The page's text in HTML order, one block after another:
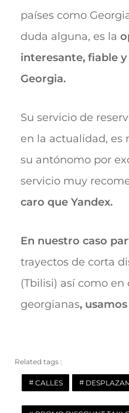
países como
duda alguna, es la
interesante, fiable
Georgia.
Su servicio de
en la actualidad, es
su antónomo por
servicio muy
caro que Yandex.
En nuestro caso
trayectos de corta
(Tbilisi) así como
georgianas,
Related tags :
CALLES